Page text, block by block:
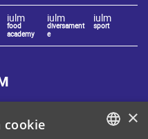
iulm
food
academy
iulm
diversament
e
iulm
sport
×
cookie